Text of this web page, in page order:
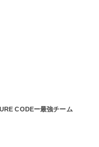
CODEー最強チーム